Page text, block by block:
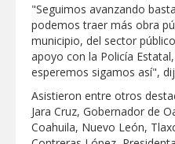
Destacó
La UAT,
"Seguimos avanzando
podemos traer más obra
municipio, del sector
apoyo con la Policía
esperemos sigamos así",
Asistieron entre otros
Jara Cruz, Gobernador de
Coahuila, Nuevo León,